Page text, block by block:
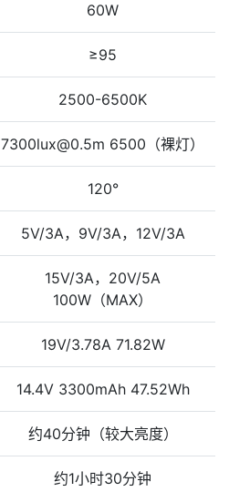
60W
≥95
2500-6500K
7300lux@0.5m 6500（裸灯）
120°
5V/3A，9V/3A，12V/3A
15V/3A，20V/5A
100W（MAX）
19V/3.78A 71.82W
14.4V 3300mAh 47.52Wh
约40分钟（较大亮度）
约1小时30分钟